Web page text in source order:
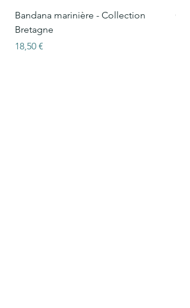
Bandana marinière - Collection
Bretagne
Prix
18,50 €